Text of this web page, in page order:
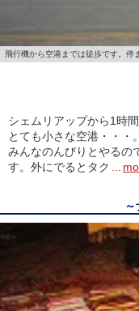
飛行機から空港までは徒歩です。停
シェムリアップから1時
とても小さな空港・・・
みんなのんびりとやるの
す。外にでるとタク